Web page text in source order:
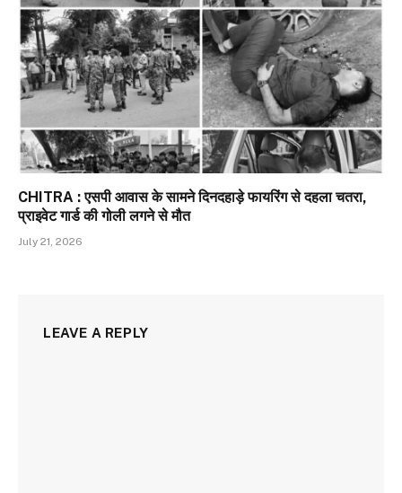
CHITRA : एसपी आवास के सामने दिनदहाड़े फायरिंग से दहला चतरा,
प्राइवेट गार्ड की गोली लगने से मौत
July 21, 2026
LEAVE A REPLY